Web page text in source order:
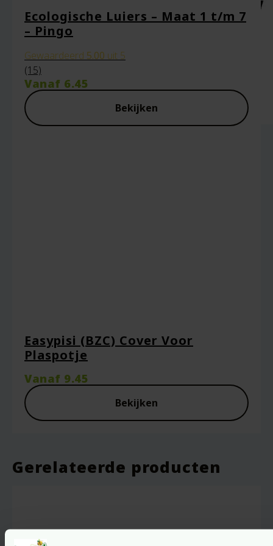
Ecologische Luiers – Maat 1 t/m 7
– Pingo
Gewaardeerd 5.00 uit 5
(15)
Vanaf 6.45
Bekijken
Easypisi (BZC) Cover Voor
Plaspotje
Vanaf 9.45
Bekijken
Gerelateerde producten